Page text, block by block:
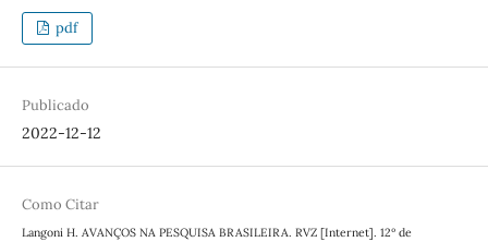
pdf
Publicado
2022-12-12
Como Citar
Langoni H. AVANÇOS NA PESQUISA BRASILEIRA. RVZ [Internet]. 12º de